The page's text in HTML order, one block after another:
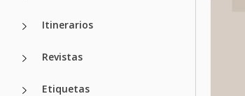
Itinerarios
Revistas
Etiquetas